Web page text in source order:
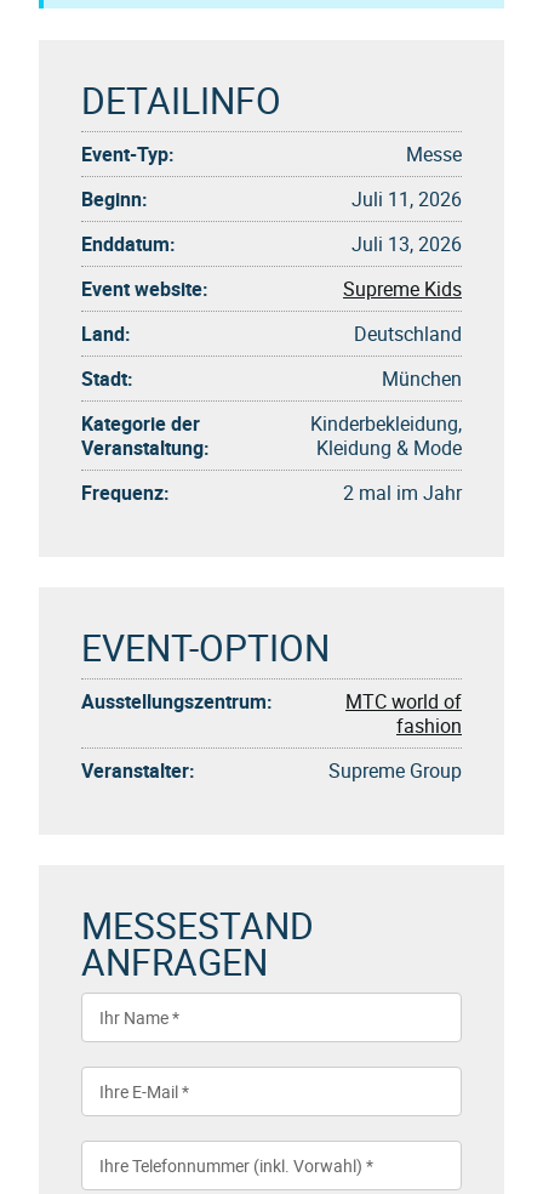
DETAILINFO
Event-Typ:
Messe
Beginn:
Juli 11, 2026
Enddatum:
Juli 13, 2026
Event website:
Supreme Kids
Land:
Deutschland
Stadt:
München
Kategorie der
Veranstaltung:
Kinderbekleidung,
Kleidung & Mode
Frequenz:
2 mal im Jahr
EVENT-OPTION
Ausstellungszentrum:
MTC world of
fashion
Veranstalter:
Supreme Group
MESSESTAND
ANFRAGEN